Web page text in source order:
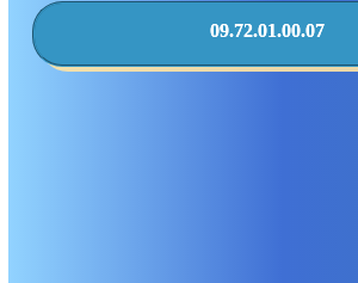
09.72.01.00.07